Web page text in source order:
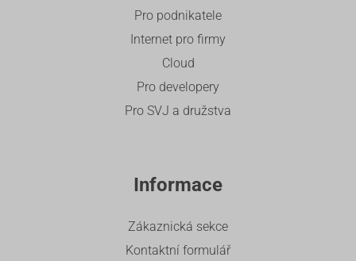
Pro podnikatele
Internet pro firmy
Cloud
Pro developery
Pro SVJ a družstva
Informace
Zákaznická sekce
Kontaktní formulář